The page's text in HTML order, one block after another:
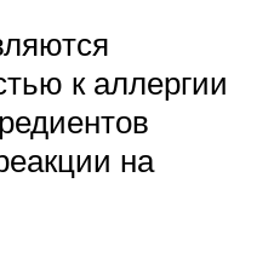
к аллергии
на